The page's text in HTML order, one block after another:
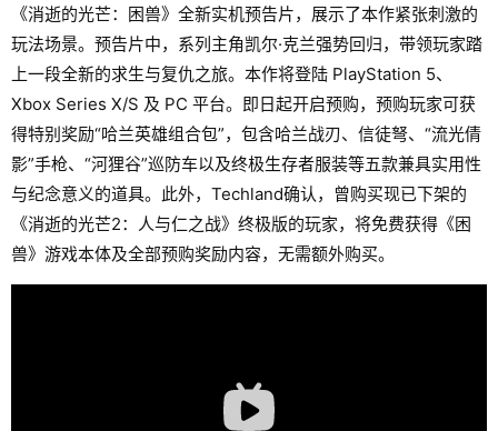
《消逝的光芒：困兽》全新实机预告片，展示了本作紧张刺激的
玩法场景。预告片中，系列主角凯尔·克兰强势回归，带领玩家踏
上一段全新的求生与复仇之旅。本作将登陆 PlayStation 5、
Xbox Series X/S 及 PC 平台。即日起开启预购，预购玩家可获
得特别奖励“哈兰英雄组合包”，包含哈兰战刃、信徒弩、“流光倩
影”手枪、“河狸谷”巡防车以及终极生存者服装等五款兼具实用性
与纪念意义的道具。此外，Techland确认，曾购买现已下架的
《消逝的光芒2：人与仁之战》终极版的玩家，将免费获得《困
兽》游戏本体及全部预购奖励内容，无需额外购买。